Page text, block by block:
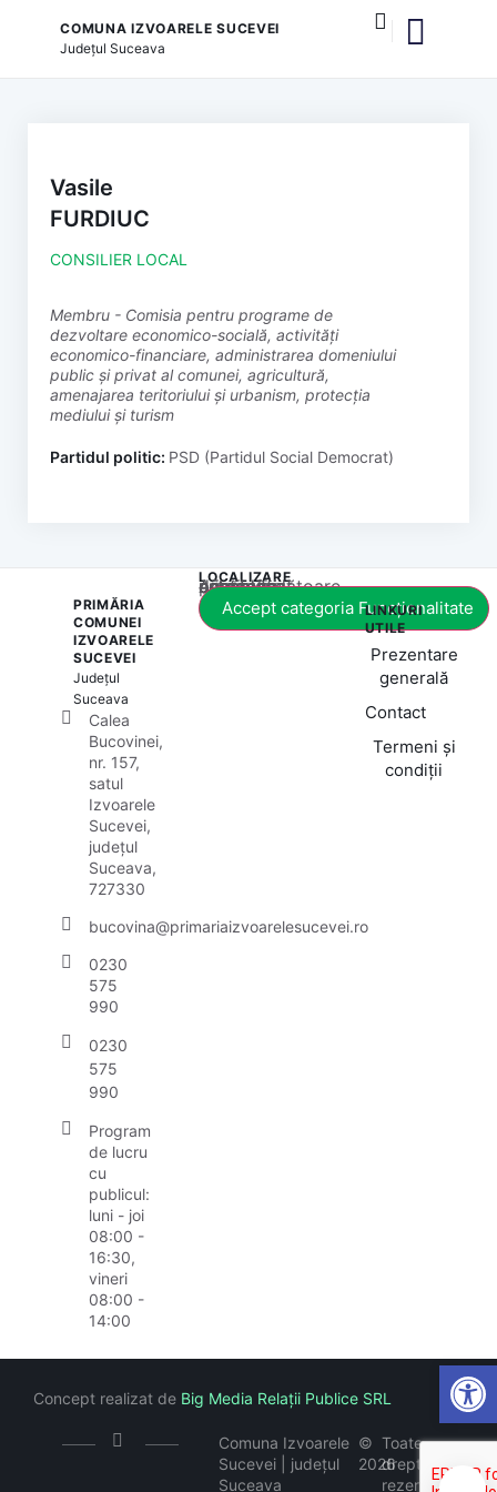
COMUNA IZVOARELE SUCEVEI
JudețulSuceava
Vasile
FURDIUC
CONSILIER LOCAL
membru - Comisia pentru programe de
dezvoltare economico-socială, activități
economico-financiare, administrarea domeniului
public și privat al comunei, agricultură,
amenajarea teritoriului și urbanism, protecția
mediului și turism
Partidul politic: PSD (Partidul Social Democrat)
PRIMĂRIA
COMUNEI
IZVOARELE
SUCEVEI
Județul
Suceava
Calea
Bucovinei,
nr. 157,
satul
Izvoarele
Sucevei,
județul
Suceava,
727330
bucovina@primariaizvoarelesucevei.ro
0230
575
990
0230
575
990
Program
de lucru
cu
publicul:
luni - joi
08:00 -
16:30,
vineri
08:00 -
14:00
LOCALIZARE
Acest conținut este blocat până când acceptați categoria corespunzătoare de cookie-uri.
Accept categoria Funcționalitate
LINKURI
UTILE
Prezentare
generală
Contact
Termeni și
condiții
Comuna Izvoarele
Sucevei | județul
Suceava
©
2026
Toate
drepturile
rezervate
Concept realizat de Big Media Relații Publice SRL